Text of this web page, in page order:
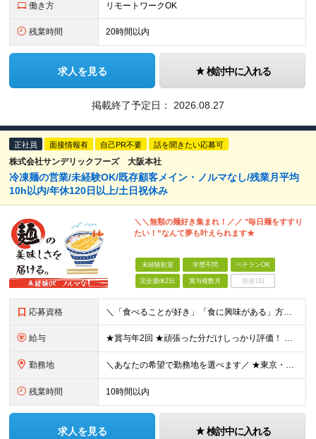
働き方 リモートワークOK
残業時間 20時間以内
求人を見る 検討中に入れる
掲載終了予定日： 2026.08.27
正社員 面接情報有 自己PR不要 話を聞きたい応募可
株式会社サンデリックフーズ 大阪本社
冷凍麺の営業/未経験OK/既存顧客メイン・ノルマなし/残業月平均
10h以内/年休120日以上/土日祝休み
＼＼無類の麺好き集まれ！／／ "毎日麺をすすり
たい！”なんて夢も叶えられます★
未経験歓迎 学歴不問 ベテランOK
完全週休2日 賞与複数月 面接1回
応募資格 ＼「食べることが好き」「食に興味がある」方大歓迎／ 第二新卒の方も大歓迎◎ ◆学歴不問 ◆職種・業種未経験OK ◆基本的なPC操作ができる方 └タイピングができればOK！ ◆普通自動車運転免許（AT
給与 ★賞与年2回 ★頑張った分だけしっかり評価！ 月給25万円～50万円 ※経験・能力を考慮し優遇します ※試用期間（3ヶ月）中の給与・待遇に変動はありません ※上記の金額にはみなし残業代（25時間分
勤務地 ＼あなたの希望で勤務地を選べます／ ★東京・大阪の2拠点募集 ★転勤なし ◆東京営業部 東京都千代田区内神田3-17-5 稲垣内神田ビル3F ◆大阪営業部 大阪府泉佐野市住吉町28-16 ※マイカ
残業時間 10時間以内
求人を見る 検討中に入れる